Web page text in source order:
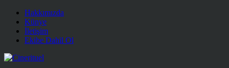
Hakkımızda
Künye
İletişim
Ekibe Dahil Ol